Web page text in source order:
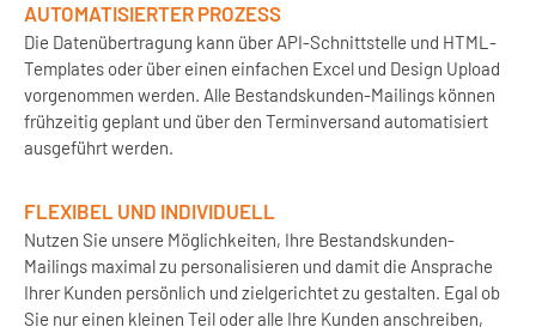
AUTOMATISIERTER PROZESS
Die Datenübertragung kann über API-Schnittstelle und HTML-
Templates oder über einen einfachen Excel und Design Upload
vorgenommen werden. Alle Bestandskunden-Mailings können
frühzeitig geplant und über den Terminversand automatisiert
ausgeführt werden.
FLEXIBEL UND INDIVIDUELL
Nutzen Sie unsere Möglichkeiten, Ihre Bestandskunden-
Mailings maximal zu personalisieren und damit die Ansprache
Ihrer Kunden persönlich und zielgerichtet zu gestalten. Egal ob
Sie nur einen kleinen Teil oder alle Ihre Kunden anschreiben,